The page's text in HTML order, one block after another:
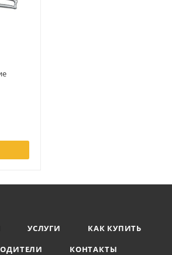
УСЛУГИ
КАК КУПИТЬ
КОНТАКТЫ